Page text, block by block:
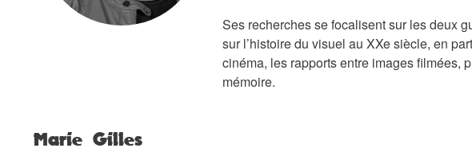
Ses recherches se focalisent sur les deux
sur l’histoire du visuel au XXe siècle, en
cinéma, les rapports entre images filmées,
mémoire.
Marie Gilles